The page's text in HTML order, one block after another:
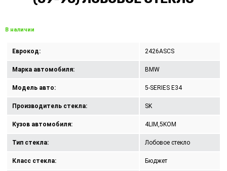
В наличии
Еврокод: 2426ASCS
Марка автомобиля: BMW
Модель авто: 5-SERIES E34
Производитель стекла: SK
Кузов автомобиля: 4LIM,5KOM
Тип стекла: Лобовое стекло
Класс стекла: Бюджет
РЕМОНТ
ДОП. УСЛУГИ
ВОПРОС-ОТВЕТ
КОНТАКТЫ